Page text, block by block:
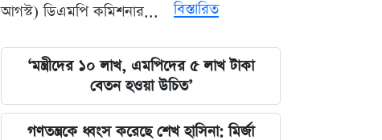
আগস্ট) ডিএমপি কমিশনার...
বিস্তারিত
‘মন্ত্রীদের ১০ লাখ, এমপিদের ৫ লাখ টাকা
বেতন হওয়া উচিত’
গণতন্ত্রকে ধ্বংস করেছে শেখ হাসিনা: মির্জা